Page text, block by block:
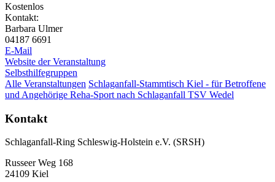
Kostenlos
Kontakt:
Barbara Ulmer
04187 6691
E-Mail
Website der Veranstaltung
Selbsthilfegruppen
Alle Veranstaltungen Schlaganfall-Stammtisch Kiel - für Betroffene
und Angehörige Reha-Sport nach Schlaganfall TSV Wedel
Kontakt
Schlaganfall-Ring Schleswig-Holstein e.V. (SRSH)
Russeer Weg 168
24109 Kiel